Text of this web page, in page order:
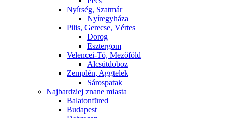
Nyírség, Szatmár
Nyíregyháza
Pilis, Gerecse, Vértes
Dorog
Esztergom
Velencei-Tó, Mezőföld
Alcsútdoboz
Zemplén, Aggtelek
Sárospatak
Najbardziej znane miasta
Balatonfüred
Budapest